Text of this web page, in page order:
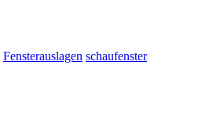
Fensterauslagen schaufenster